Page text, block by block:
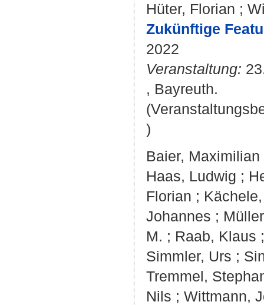
Hüter, Florian ;
Zukünftige
2022
Veranstaltung:
, Bayreuth.
)
Baier, Maximilian
Haas, Ludwig ;
Florian ;
Johannes ;
M. ; Raab, Klaus
Simmler, Urs ;
Tremmel,
Nils ; Wittmann,